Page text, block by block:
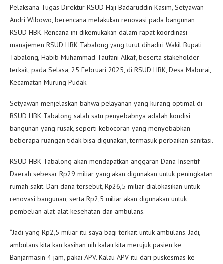
Pelaksana Tugas Direktur RSUD Haji Badaruddin Kasim, Setyawan
Andri Wibowo, berencana melakukan renovasi pada bangunan
RSUD HBK. Rencana ini dikemukakan dalam rapat koordinasi
manajemen RSUD HBK Tabalong yang turut dihadiri Wakil Bupati
Tabalong, Habib Muhammad Taufani Alkaf, beserta stakeholder
terkait, pada Selasa, 25 Februari 2025, di RSUD HBK, Desa Maburai,
Kecamatan Murung Pudak.
Setyawan menjelaskan bahwa pelayanan yang kurang optimal di
RSUD HBK Tabalong salah satu penyebabnya adalah kondisi
bangunan yang rusak, seperti kebocoran yang menyebabkan
beberapa ruangan tidak bisa digunakan, termasuk perbaikan sanitasi.
RSUD HBK Tabalong akan mendapatkan anggaran Dana Insentif
Daerah sebesar Rp29 miliar yang akan digunakan untuk peningkatan
rumah sakit. Dari dana tersebut, Rp26,5 miliar dialokasikan untuk
renovasi bangunan, serta Rp2,5 miliar akan digunakan untuk
pembelian alat-alat kesehatan dan ambulans.
“Jadi yang Rp2,5 miliar itu saya bagi terkait untuk ambulans. Jadi,
ambulans kita kan kasihan nih kalau kita merujuk pasien ke
Banjarmasin 4 jam, pakai APV. Kalau APV itu dari puskesmas ke